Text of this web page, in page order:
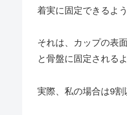
着実に固定できるよ
それは、カップの表
と骨盤に固定される
実際、私の場合は9割